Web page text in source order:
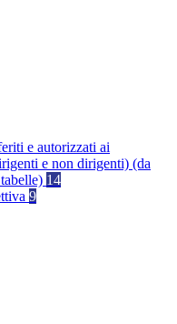
e autorizzati ai
e non dirigenti) (da
14
9